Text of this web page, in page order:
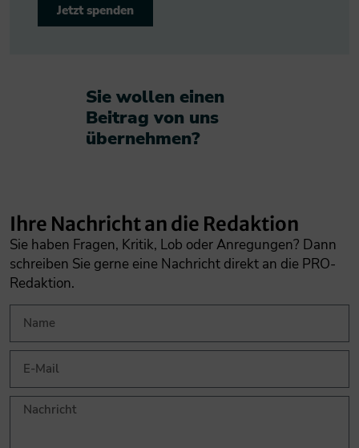
Jetzt spenden
Sie wollen einen
Beitrag von uns
übernehmen?​
Ihre Nachricht an die Redaktion
Sie haben Fragen, Kritik, Lob oder Anregungen? Dann
schreiben Sie gerne eine Nachricht direkt an die PRO-
Redaktion.